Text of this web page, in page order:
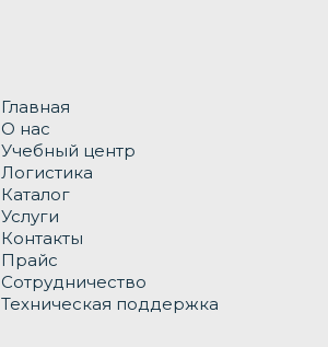
Главная
О нас
Учебный центр
Логистика
Каталог
Услуги
Контакты
Прайс
Сотрудничество
Техническая поддержка